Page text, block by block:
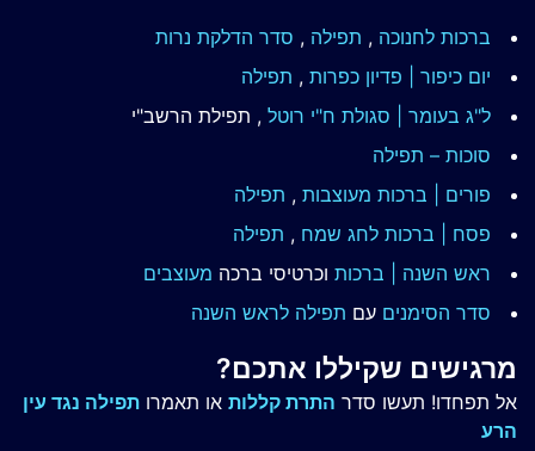
ברכות לחנוכה , תפילה , סדר הדלקת נרות
יום כיפור | פדיון כפרות , תפילה
ל"ג בעומר | סגולת ח"י רוטל , תפילת הרשב"י
סוכות – תפילה
פורים | ברכות מעוצבות , תפילה
פסח | ברכות לחג שמח , תפילה
ראש השנה | ברכות וכרטיסי ברכה מעוצבים
סדר הסימנים עם תפילה לראש השנה
מרגישים שקיללו אתכם?
אל תפחדו! תעשו סדר התרת קללות או תאמרו תפילה נגד עין
הרע